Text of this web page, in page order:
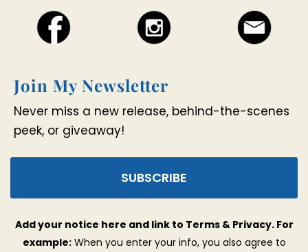
Join My Newsletter
Never miss a new release, behind-the-scenes
peek, or giveaway!
SUBSCRIBE
Add your notice here and link to Terms & Privacy. For
example:When you enter your info, you also agree to